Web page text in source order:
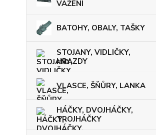
VÁŽENÍ
BATOHY, OBALY, TAŠKY
STOJANY, VIDLIČKY,
HRAZDY
VLASCE, ŠŇŮRY, LANKA
HÁČKY, DVOJHÁČKY,
TROJHÁČKY